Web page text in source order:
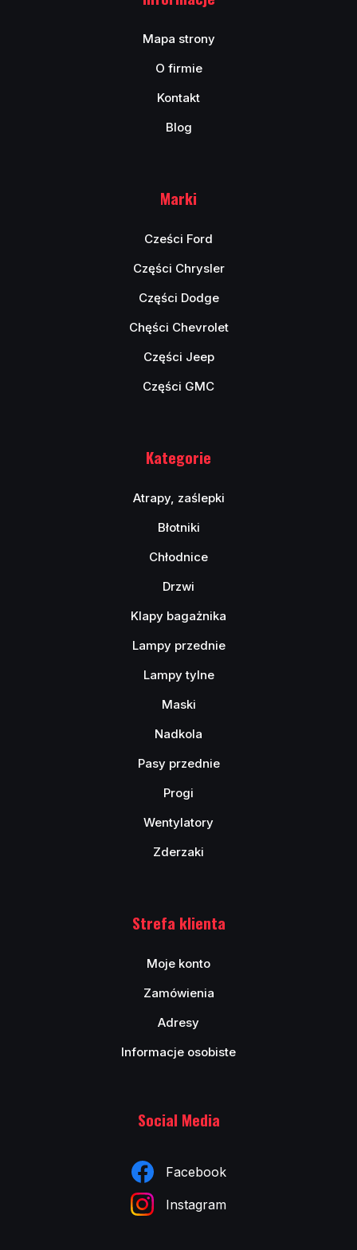
Mapa strony
O firmie
Kontakt
Blog
Marki
Cześci Ford
Części Chrysler
Części Dodge
Chęści Chevrolet
Części Jeep
Części GMC
Kategorie
Atrapy, zaślepki
Błotniki
Chłodnice
Drzwi
Klapy bagażnika
Lampy przednie
Lampy tylne
Maski
Nadkola
Pasy przednie
Progi
Wentylatory
Zderzaki
Strefa klienta
Moje konto
Zamówienia
Adresy
Informacje osobiste
Social Media
Facebook
Instagram